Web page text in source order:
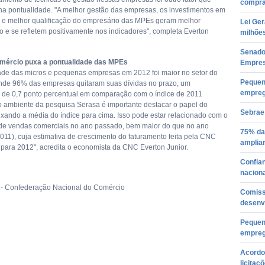
Lei
75%
pontualidade. "A melhor gestão das empresas, os investimentos em
melhor qualificação do empresário das MPEs geram melhor
e se refletem positivamente nos indicadores", completa Everton
puxa a pontualidade das MPEs
das micros e pequenas empresas em 2012 foi maior no setor do
96% das empresas quitaram suas dívidas no prazo, um
0,7 ponto percentual em comparação com o índice de 2011
ambiente da pesquisa Serasa é importante destacar o papel do
a média do índice para cima. Isso pode estar relacionado com o
vendas comerciais no ano passado, bem maior do que no ano
cuja estimativa de crescimento do faturamento feita pela CNC
2012", acredita o economista da CNC Everton Junior.
Confederação Nacional do Comércio